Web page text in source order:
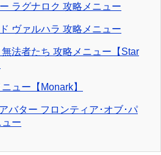
ラグナロク 攻略メニュー
ヴァルハラ 攻略メニュー
法者たち 攻略メニュー【Star
ュー【Monark】
バター フロンティア･オブ･パ
ー